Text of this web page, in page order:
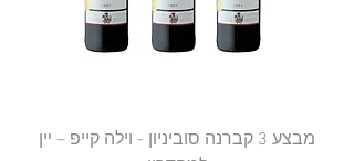
מבצע 3 קברנה סוביניון - וילה קייפ – יין